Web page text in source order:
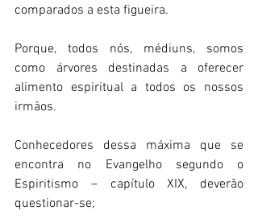
comparados a esta figueira.
Porque, todos nós, médiuns, somos
como árvores destinadas a oferecer
alimento espiritual a todos os nossos
irmãos.
Conhecedores dessa máxima que se
encontra no Evangelho segundo o
Espiritismo – capítulo XIX, deverão
questionar-se;